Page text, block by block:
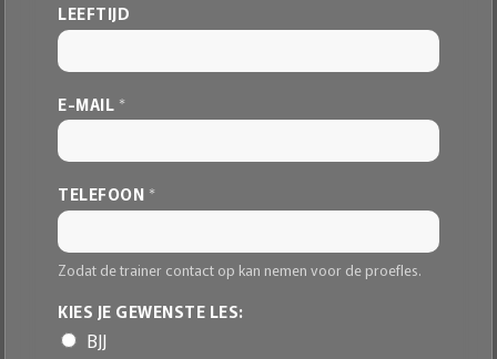
LEEFTIJD
E-MAIL *
TELEFOON *
Zodat de trainer contact op kan nemen voor de proefles.
E
T
KIES JE GEWENSTE LES:
BJJ